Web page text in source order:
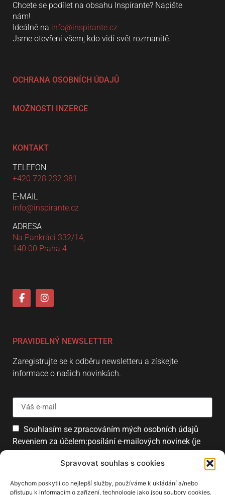
Spravovat souhlas s cookies
Abychom poskytli co nejlepší služby, používáme k ukládání a/nebo
přístupu k informacím o zařízení, technologie jako jsou soubory cookies.
Chcete se podílet na obsahu Inspirante? Napište
nám!
Ideálně na info@inspirante.cz
Jsme otevřeni všem, kdo vidí svět rozmanitě.
OCHRANA OSOBNÍCH ÚDAJŮ
MOŽNOSTI INZERCE
KONTAKT
TELEFON
+420 728 232 381
E-MAIL
info@inspirante.cz
ADRESA
Na Pankráci 332/14,
140 00 Praha 4
PRAVIDELNÝ NEWSLETTER
Zaregistrujte se k odběru newsletteru a získejte
informace o našich novinkách.
Souhlasím se zpracováním mých osobních údajů
Reveniem za účelem:posílání e-mailových novinek (je
možné se kdykoliv odhlásit).